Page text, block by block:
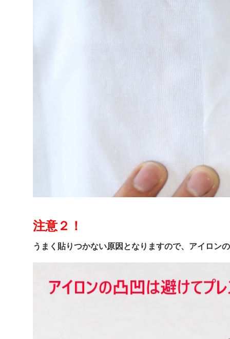
注意２！
うまく貼りつかない原因となりますので、アイロン